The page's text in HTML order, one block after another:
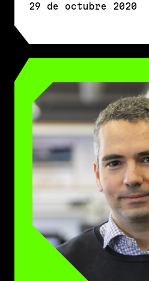
29 de octubre 2020